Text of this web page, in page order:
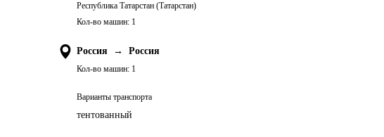
Республика Татарстан (Татарстан)
Кол-во машин: 1
Россия → Россия
Кол-во машин: 1
Варианты транспорта
тентованный